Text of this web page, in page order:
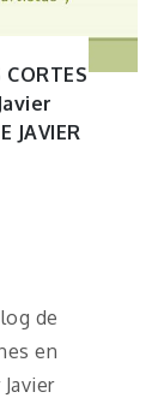
CORTES
Javier
JAVIER
de
en